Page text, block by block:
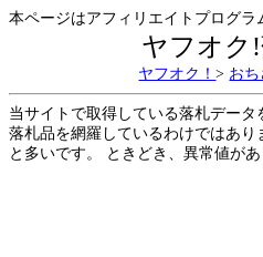
本ページはアフィリエイトプログラ
ヤフオク
ヤフオク！> おち
当サイトで取得している落札デー
落札品を網羅しているわけではあ
と多いです。 ときどき、異常値が